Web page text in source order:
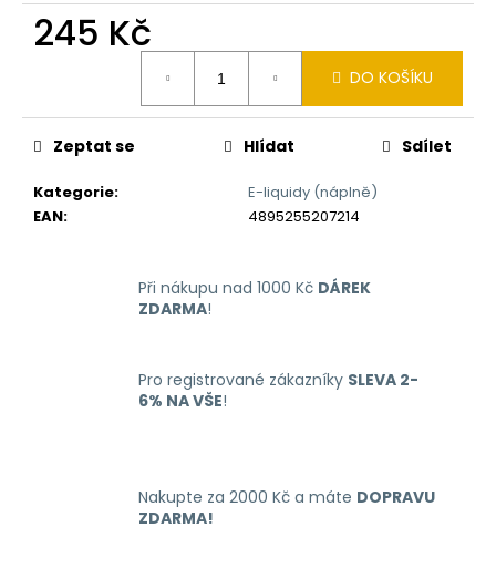
245 Kč
DO KOŠÍKU
Kategorie:
E-liquidy (náplně)
EAN: 4895255207214
Zeptat se Hlídat Sdílet
Při nákupu nad 1000 Kč DÁREK
ZDARMA!
Pro registrované zákazníky SLEVA 2-
6% NA VŠE!
Nakupte za 2000 Kč a máte DOPRAVU
ZDARMA!
m
ARAMAX
4PACK
CIGAR
4X10ML-
18MG